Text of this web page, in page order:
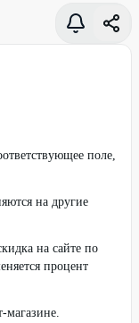
поле,
на другие
на сайте по
процент
магазине.